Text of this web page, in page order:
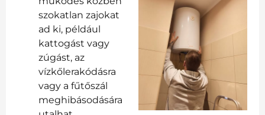
szokatlan zajokat
ad ki, például
kattogást vagy
zúgást, az
vízkőlerakódásra
vagy a fűtőszál
meghibásodására